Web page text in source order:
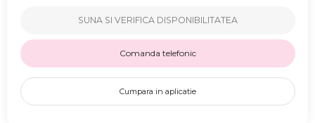
SUNA SI VERIFICA DISPONIBILITATEA
Comanda telefonic
Cumpara in aplicatie